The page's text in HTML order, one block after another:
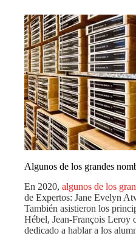
Algunos de los grandes
En 2020, algunos de los
de Expertos: Jane Evelyn
También asistieron los
Hébel, Jean-François Leroy
dedicado a hablar a los